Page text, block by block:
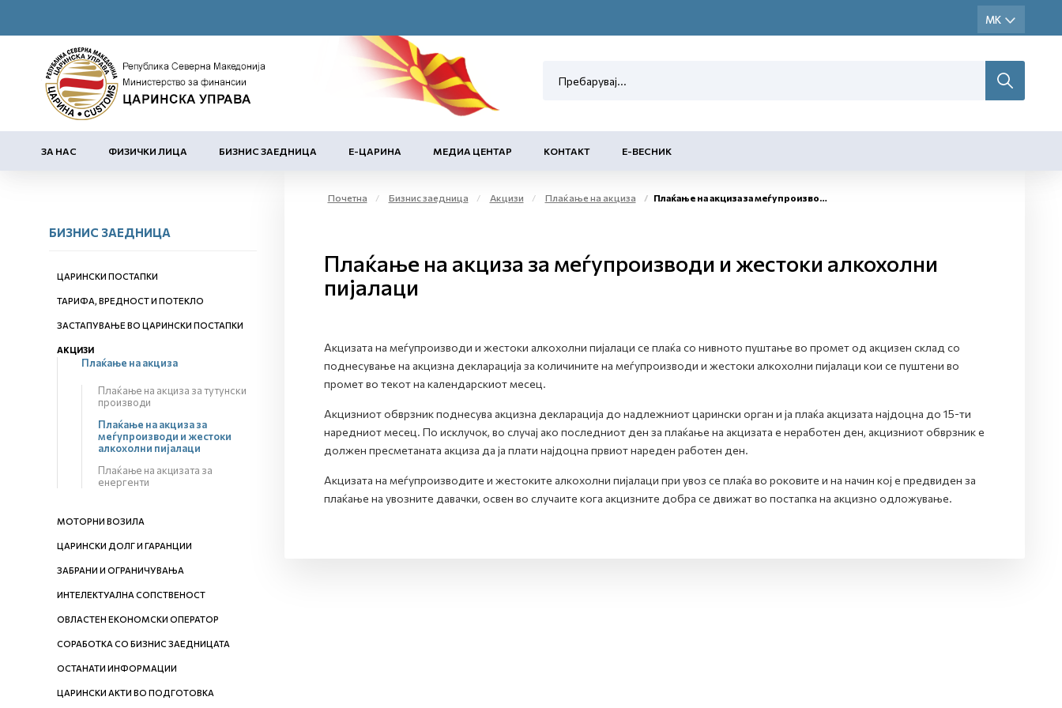
ЗА НАС ФИЗИЧКИ ЛИЦА БИЗНИС ЗАЕДНИЦА Е-ЦАРИНА МЕДИА ЦЕНТАР КОНТАКТ Е-ВЕСНИК
БИЗНИС ЗАЕДНИЦА
ЦАРИНСКИ ПОСТАПКИ
ТАРИФА, ВРЕДНОСТ И ПОТЕКЛО
ЗАСТАПУВАЊЕ ВО ЦАРИНСКИ ПОСТАПКИ
АКЦИЗИ
Плаќање на акциза
Плаќање на акциза за тутунски
производи
Плаќање на акциза за
меѓупроизводи и жестоки
алкохолни пијалаци
Плаќање на акцизата за
енергенти
МОТОРНИ ВОЗИЛА
ЦАРИНСКИ ДОЛГ И ГАРАНЦИИ
ЗАБРАНИ И ОГРАНИЧУВАЊА
ИНТЕЛЕКТУАЛНА СОПСТВЕНОСТ
ОВЛАСТЕН ЕКОНОМСКИ ОПЕРАТОР
СОРАБОТКА СО БИЗНИС ЗАЕДНИЦАТА
ОСТАНАТИ ИНФОРМАЦИИ
ЦАРИНСКИ АКТИ ВО ПОДГОТОВКА
Почетна Бизнис заедница Акцизи Плаќање на акциза Плаќање на акциза за меѓупроизводи и жестоки алкохолни пијалаци
Плаќање на акциза за меѓупроизводи и жестоки алкохолни
пијалаци
Акцизата на меѓупроизводи и жестоки алкохолни пијалаци се плаќа со нивното пуштање во промет од акцизен склад со
поднесување на акцизна декларација за количините на меѓупроизводи и жестоки алкохолни пијалаци кои се пуштени во
промет во текот на календарскиот месец.
Акцизниот обврзник поднесува акцизна декларација до надлежниот царински орган и ја плаќа акцизата најдоцна до 15-ти
наредниот месец. По исклучок, во случај ако последниот ден за плаќање на акцизата е неработен ден, акцизниот обврзник е
должен пресметаната акциза да ја плати најдоцна првиот нареден работен ден.
Акцизата на меѓупроизводите и жестоките алкохолни пијалаци при увоз се плаќа во роковите и на начин кој е предвиден за
плаќање на увозните давачки, освен во случаите кога акцизните добра се движат во постапка на акцизно одложување.